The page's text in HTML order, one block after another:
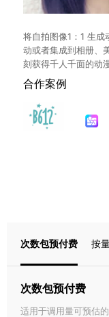
将自拍图像1：1 生
动或者集成到相册、
刻获得千人千面的动
合作案例
次数包预付费 按
次数包预付费
适用于调用量可预估